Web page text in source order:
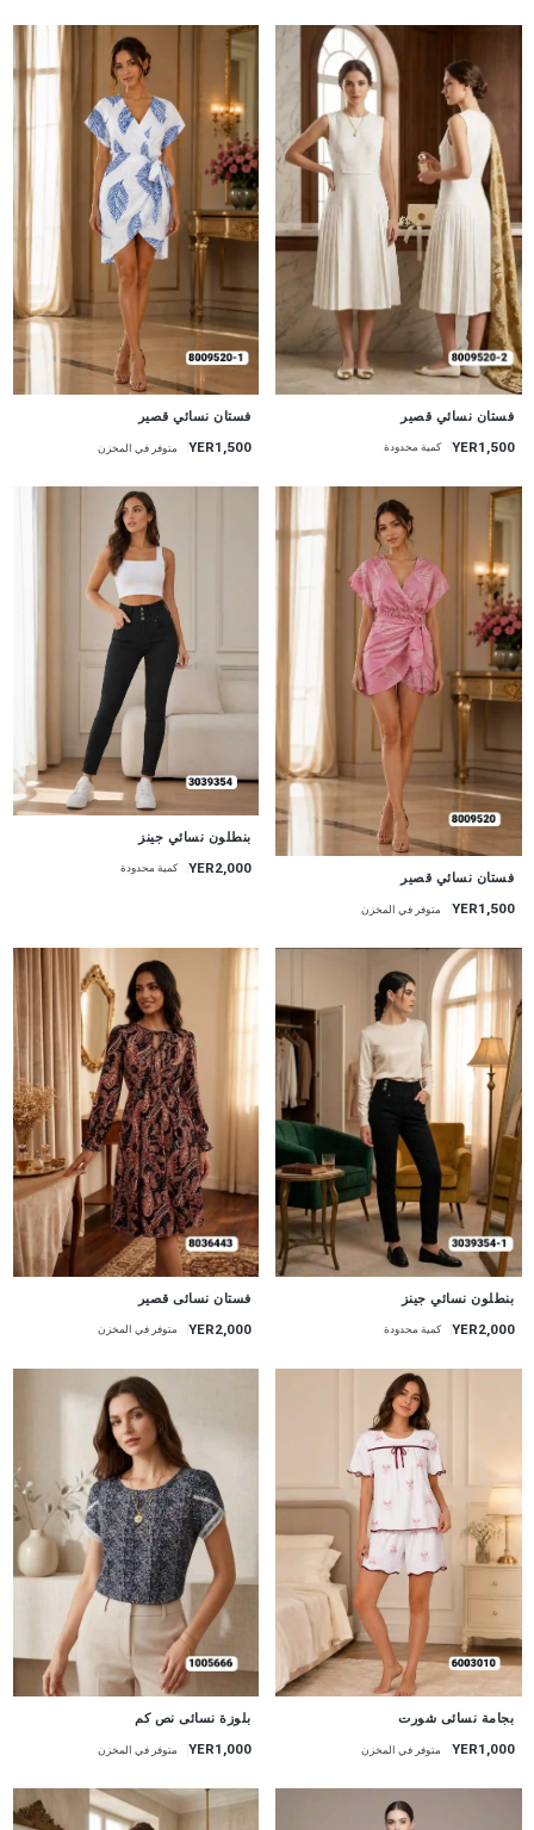
فستان نسائي قصير
YER1,500 كمية محدودة
فستان نسائي قصير
YER1,500 متوفر في المخزن
جديد
فستان نسائي قصير
YER1,500 متوفر في المخزن
بنطلون نسائي جينز
YER2,000 كمية محدودة
بنطلون نسائي جينز
YER2,000 كمية محدودة
فستان نسائى قصير
YER2,000 متوفر في المخزن
بجامة نسائى شورت
YER1,000 متوفر في المخزن
جديد
بلوزة نسائى نص كم
YER1,000 متوفر في المخزن